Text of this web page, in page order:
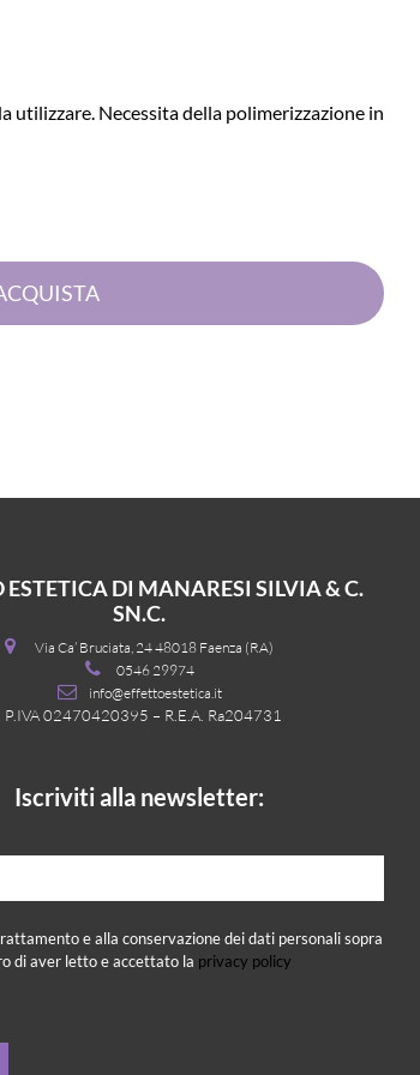
utilizzare. Necessita della polimerizzazione in
ESTETICA DI MANARESI SILVIA & C.
SN.C.
Via Ca’ Bruciata, 24 48018 Faenza (RA)
0546 29974
info@effettoestetica.it
P.IVA 02470420395 – R.E.A. Ra204731
Iscriviti alla newsletter:
e alla conservazione dei dati personali sopra
di aver letto e accettato la privacy policy